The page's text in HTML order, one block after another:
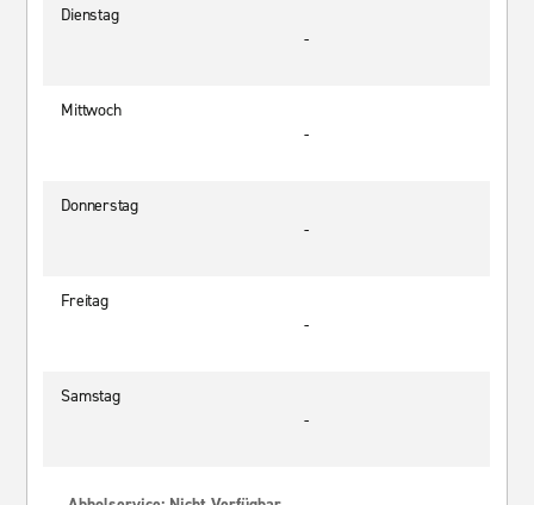
Dienstag
-
Mittwoch
-
Donnerstag
-
Freitag
-
Samstag
-